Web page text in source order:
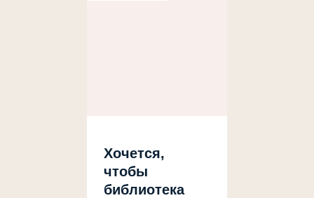
Хочется,
чтобы
библиотека